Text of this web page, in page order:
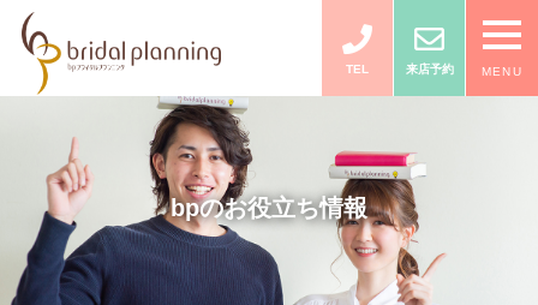
TEL 来店予約 MENU
bpのお役立ち情報